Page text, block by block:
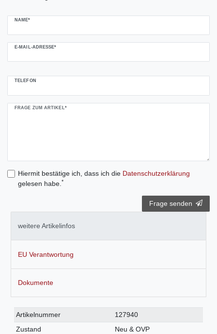
NAME*
E-MAIL-ADRESSE*
TELEFON
FRAGE ZUM ARTIKEL*
Hiermit bestätige ich, dass ich die Daten­schutz­erklärung
gelesen habe. *
Frage senden
weitere Artikelinfos
EU Verantwortung
Dokumente
Technisches
Merkmal
Wert
Artikelnummer
127940
Zustand
Neu & OVP